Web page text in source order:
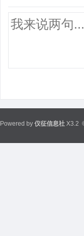
Powered by 仪征信息社 X3.2